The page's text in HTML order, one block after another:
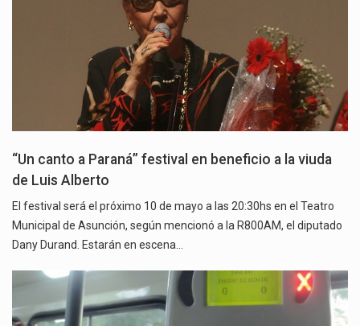
“Un canto a Paraná” festival en beneficio a la viuda
de Luis Alberto
El festival será el próximo 10 de mayo a las 20:30hs en el Teatro
Municipal de Asunción, según mencionó a la R800AM, el diputado
Dany Durand. Estarán en escena…